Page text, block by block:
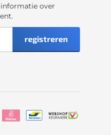
over
registreren